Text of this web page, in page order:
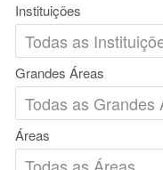
Instituições
Grandes Áreas
Áreas